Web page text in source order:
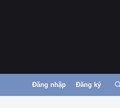
Đăng nhập Đăng ký